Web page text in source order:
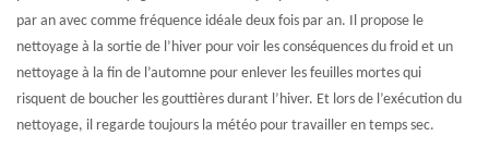
par an avec comme fréquence idéale deux fois par an. Il propose le
nettoyage à la sortie de l’hiver pour voir les conséquences du froid et un
nettoyage à la fin de l’automne pour enlever les feuilles mortes qui
risquent de boucher les gouttières durant l’hiver. Et lors de l’exécution du
nettoyage, il regarde toujours la météo pour travailler en temps sec.